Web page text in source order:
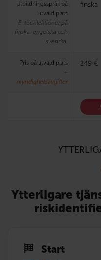
Utbildningsspråk på
utvald plats
E-teorilektioner på
finska, engelska och
svenska.
finska
Pris på utvald plats
+
myndighetsavgifter
249 €
Ytterligare
Start